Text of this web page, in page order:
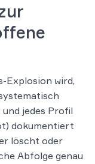
Explosion wird,
jedes Profil
dokumentiert
löscht oder
Abfolge genau